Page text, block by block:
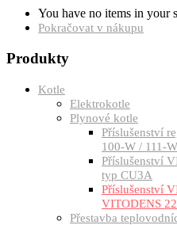
You have no items in your
Pokračovat v nákupu
Produkty
Kotle
Elektrokotle
Plynové kotle
Příslušenství
100-W / 111-W
Příslušenství
typ CU3A
Příslušenství
VITODENS
Přestavba